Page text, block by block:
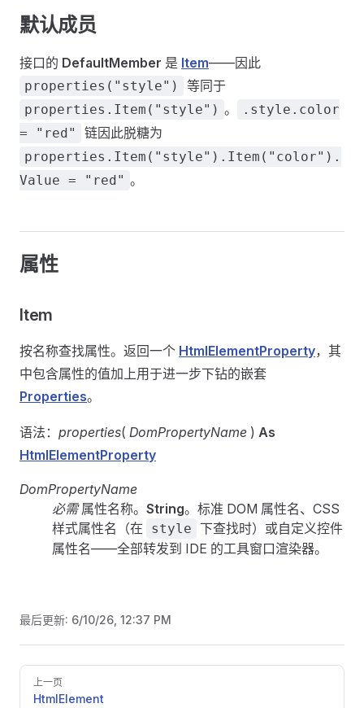
默认成员
接口的 DefaultMember 是 Item——因此
properties("style") 等同于
properties.Item("style") 。
.style.color
= "red"
链因此脱糖为
properties.Item("style").Item("color").
Value = "red" 。
属性
Item
按名称查找属性。返回一个 HtmlElementProperty，其
中包含属性的值加上用于进一步下钻的嵌套
Properties。
语法： properties( DomPropertyName ) As
HtmlElementProperty
DomPropertyName
必需属性名称。 String。标准 DOM 属性名、CSS
样式属性名（在
style 下查找时）或自定义控件
属性名——全部转发到 IDE 的工具窗口渲染器。
最后更新: 6/10/26, 12:37 PM
Pager
上一页
HtmlElement